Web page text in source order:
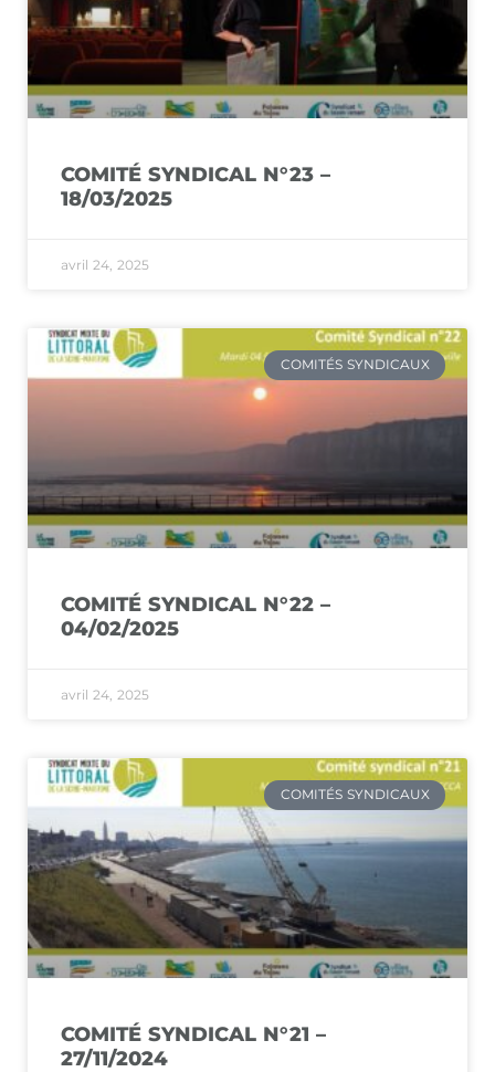
COMITÉ SYNDICAL N°23 –
18/03/2025
avril 24, 2025
COMITÉS SYNDICAUX
COMITÉ SYNDICAL N°22 –
04/02/2025
avril 24, 2025
COMITÉS SYNDICAUX
COMITÉ SYNDICAL N°21 –
27/11/2024